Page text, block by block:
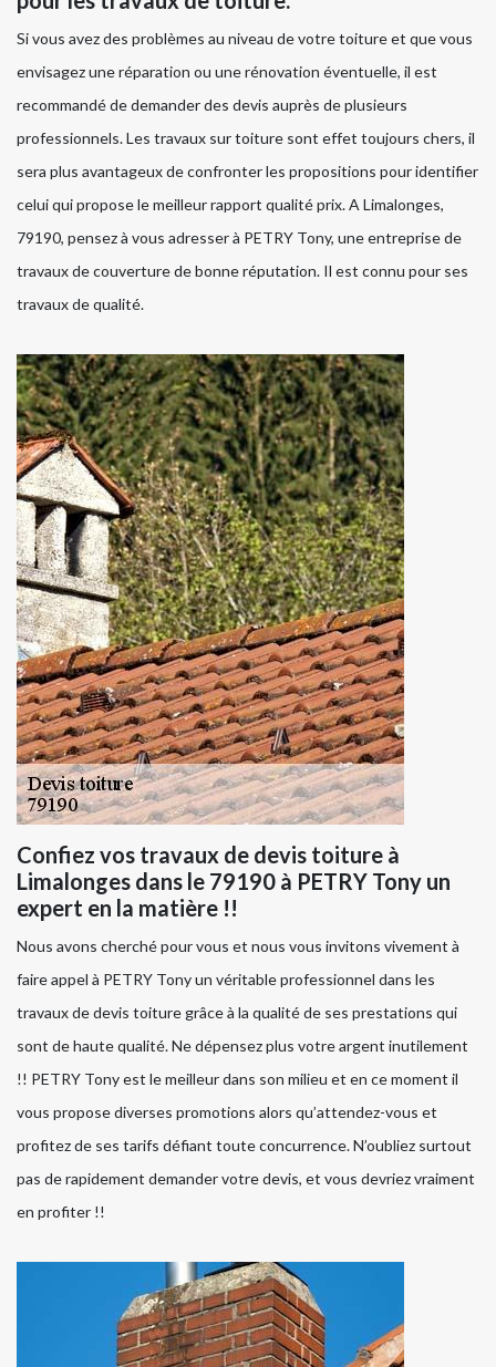
Si vous avez des problèmes au niveau de votre toiture et que vous
envisagez une réparation ou une rénovation éventuelle, il est
recommandé de demander des devis auprès de plusieurs
professionnels. Les travaux sur toiture sont effet toujours chers, il
sera plus avantageux de confronter les propositions pour identifier
celui qui propose le meilleur rapport qualité prix. A Limalonges,
79190, pensez à vous adresser à PETRY Tony, une entreprise de
travaux de couverture de bonne réputation. Il est connu pour ses
travaux de qualité.
Confiez vos travaux de devis toiture à
Limalonges dans le 79190 à PETRY Tony un
expert en la matière !!
Nous avons cherché pour vous et nous vous invitons vivement à
faire appel à PETRY Tony un véritable professionnel dans les
travaux de devis toiture grâce à la qualité de ses prestations qui
sont de haute qualité. Ne dépensez plus votre argent inutilement
!! PETRY Tony est le meilleur dans son milieu et en ce moment il
vous propose diverses promotions alors qu’attendez-vous et
profitez de ses tarifs défiant toute concurrence. N’oubliez surtout
pas de rapidement demander votre devis, et vous devriez vraiment
en profiter !!